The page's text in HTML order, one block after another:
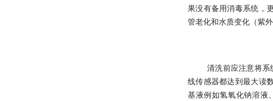
果没有备用消毒系统，
管老化和水质变化（紫
清洗前应注意将
线传感器都达到最大读
基液例如氢氧化钠溶液